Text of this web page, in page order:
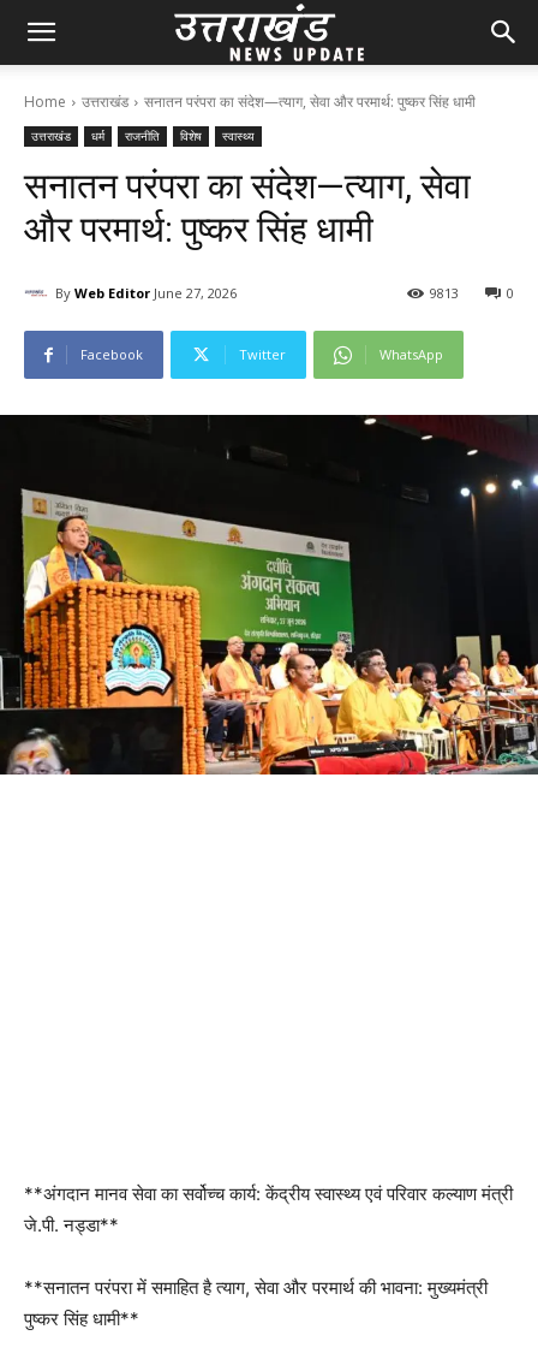
Home उत्तराखंड सनातन परंपरा का संदेश—त्याग, सेवा और परमार्थ: पुष्कर सिंह धामी
उत्तराखंड धर्म राजनीति विशेष स्वास्थ्य
सनातन परंपरा का संदेश—त्याग, सेवा
और परमार्थ: पुष्कर सिंह धामी
By Web Editor June 27, 2026 0
9813
Facebook Twitter WhatsApp
**अंगदान मानव सेवा का सर्वोच्च कार्य: केंद्रीय स्वास्थ्य एवं परिवार कल्याण मंत्री
जे.पी. नड्डा**
**सनातन परंपरा में समाहित है त्याग, सेवा और परमार्थ की भावना: मुख्यमंत्री
पुष्कर सिंह धामी**